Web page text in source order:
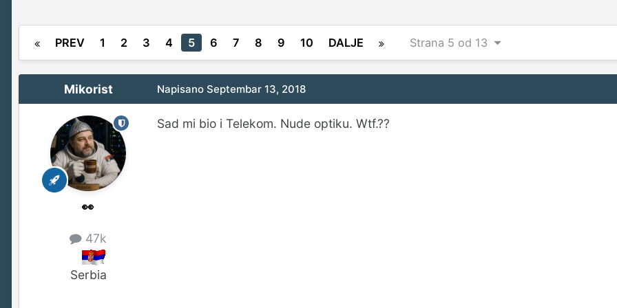
PREV 1 2 3 4 5 6 7 8 9 10 DALJE Strana 5 od 13
Mikorist
👀
47k
Serbia
Napisano Septembar 13, 2018
Sad mi bio i Telekom. Nude optiku. Wtf.??